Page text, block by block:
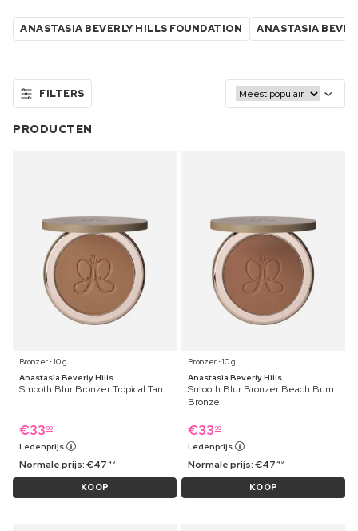
ANASTASIA BEVERLY HILLS FOUNDATION ANASTASIA
FILTERS
PRODUCTEN
Bronzer ⋅ 10 g
Anastasia Beverly Hills
Smooth Blur Bronzer Tropical Tan
€33 99
Ledenprijs
Normale prijs:€47 49
KOOP
Bronzer ⋅ 10 g
Anastasia Beverly Hills
Smooth Blur Bronzer Beach Bum
Bronze
€33 99
Ledenprijs
Normale prijs:€47 49
KOOP